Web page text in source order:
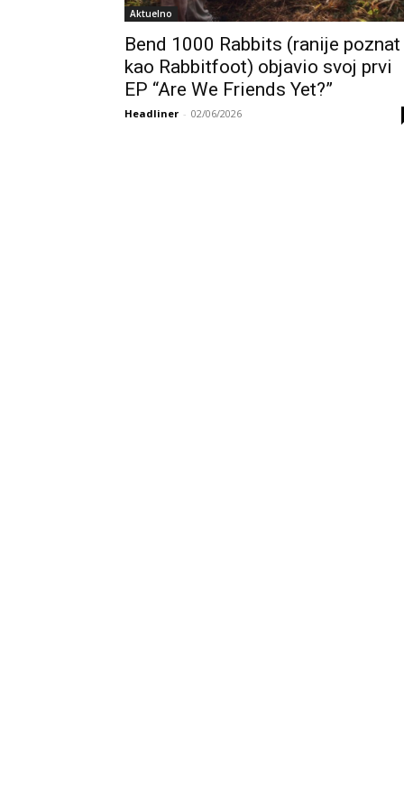
Aktuelno
Bend 1000 Rabbits (ranije poznat
kao Rabbitfoot) objavio svoj prvi
EP “Are We Friends Yet?”
Headliner - 02/06/2026